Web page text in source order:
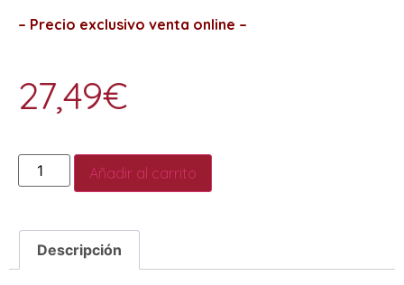
– Precio exclusivo venta online –
27,49€
Añadir al carrito
Descripción